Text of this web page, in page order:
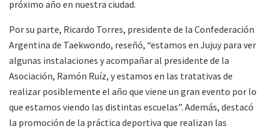
próximo año en nuestra ciudad.
Por su parte, Ricardo Torres, presidente de la Confederación
Argentina de Taekwondo, reseñó, “estamos en Jujuy para ver
algunas instalaciones y acompañar al presidente de la
Asociación, Ramón Ruíz, y estamos en las tratativas de
realizar posiblemente el año que viene un gran evento por lo
que estamos viendo las distintas escuelas”. Además, destacó
la promoción de la práctica deportiva que realizan las